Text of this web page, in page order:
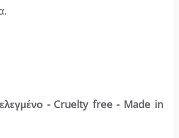
- Cruelty free - Made in